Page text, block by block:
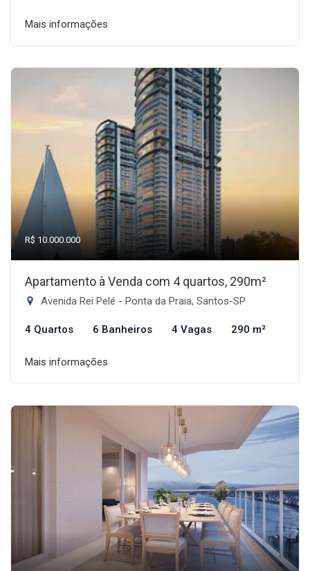
Mais informações
R$ 10.000.000
Apartamento à Venda com 4 quartos, 290m²
Avenida Rei Pelé - Ponta da Praia, Santos-SP
4 Quartos 6 Banheiros 4 Vagas 290 m²
Mais informações